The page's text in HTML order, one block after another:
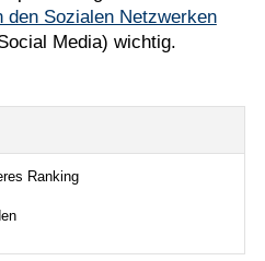
den Sozialen Netzwerken
Media) wichtig.
Ranking